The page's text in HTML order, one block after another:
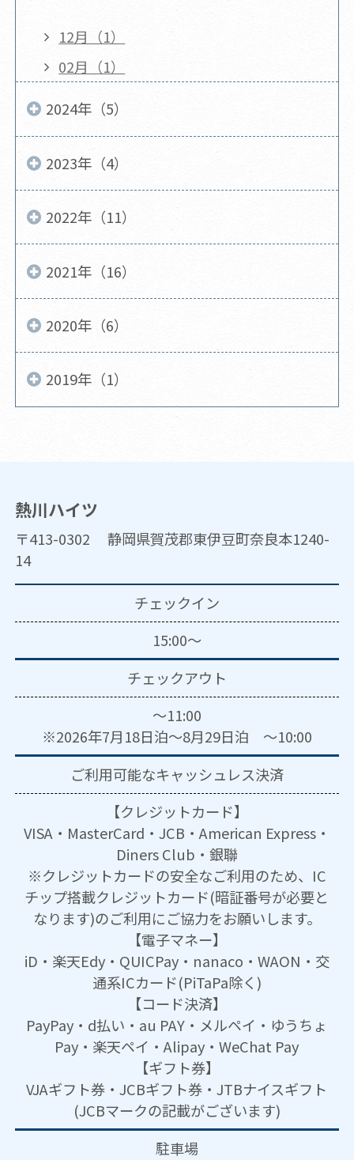
12月（1）
02月（1）
2024年（5）
2023年（4）
2022年（11）
2021年（16）
2020年（6）
2019年（1）
熱川ハイツ
〒413-0302 静岡県賀茂郡東伊豆町奈良本1240-
14
チェックイン
15:00～
チェックアウト
～11:00
※2026年7月18日泊～8月29日泊 ～10:00
ご利用可能なキャッシュレス決済
【クレジットカード】
VISA・MasterCard・JCB・American Express・
Diners Club・銀聯
※クレジットカードの安全なご利用のため、IC
チップ搭載クレジットカード(暗証番号が必要と
なります)のご利用にご協力をお願いします。
【電子マネー】
iD・楽天Edy・QUICPay・nanaco・WAON・交
通系ICカード(PiTaPa除く)
【コード決済】
PayPay・d払い・au PAY・メルペイ・ゆうちょ
Pay・楽天ペイ・Alipay・WeChat Pay
【ギフト券】
VJAギフト券・JCBギフト券・JTBナイスギフト
(JCBマークの記載がございます)
駐車場